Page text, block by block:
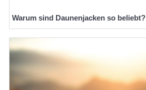
Warum sind Daunenjacken so beliebt?